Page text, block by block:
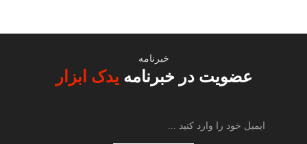
خبرنامه
عضویت در خبرنامه یدک ابزار